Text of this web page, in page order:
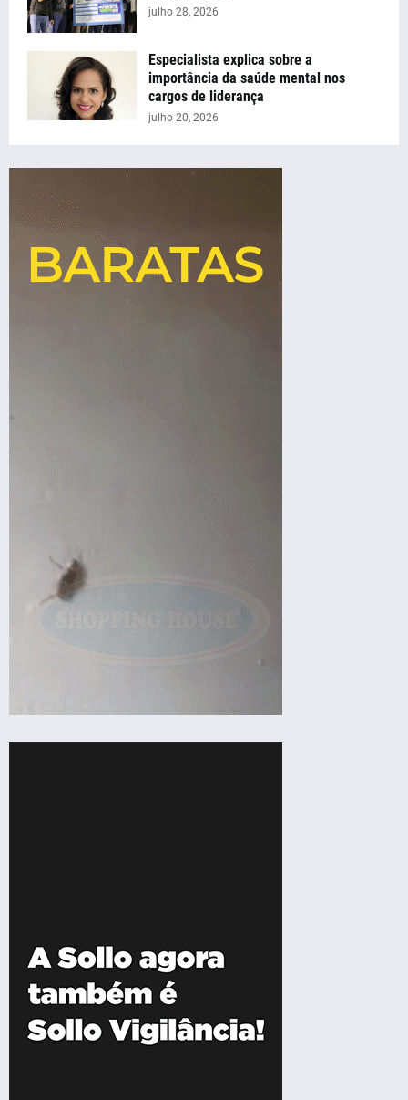
julho 28, 2026
Especialista explica sobre a
importância da saúde mental nos
cargos de liderança
julho 20, 2026